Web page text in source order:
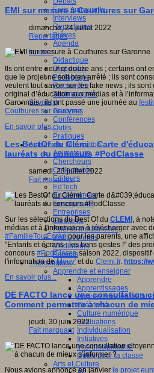
Faits marquants
Interviews
Reportages
Brèves
Agenda
Innover
Didactique
Dispositifs
Pédagogie
Recherche
Technologies
Savoir(s)
Analyses
Conférences
Outils
Pratiques
Acteurs de l'éducation
Animateurs
Chercheurs
Collectivités
Editeurs
EdTech
Encadrement
Enseignants
Entreprises
Etudiants
Filières industrielles
Institutionnels
Médiateurs
Parents
Thématiques
Apprendre et enseigner
Apprendre
Apprentissages
Apprentissages
Créativité
Culture numérique
Evaluations
Individualisation
Initiatives
Interdisciplinarité
Outils pour la classe
Arts et Culture
EMI sur mesure à Couthures sur
dimanche, 24 juillet 2022
Reportages
Ils ont entre neuf et douze ans ; certains ont
que le projet ne soit bien arrêté ; ils sont
veulent tout savoir sur les fake news ; ils
original d’éducation aux médias et à
Garonnais ; ils ont passé une journée au
Couthures sur Garonne.
En savoir plus...
Les BestOf du Clémi : Carte
lauréats du concours #PodClasse
samedi, 23 juillet 2022
Fait marquant
Sur les sélections du Best Of du CLEMI , à
médias et à l'information à télécharger avec
#FamilleToutÉcranpour les parents, une
"Enfants et écrans : les bons gestes !" des
concours #PodClassesaison 2022, dispositif
l'information deMouv' et du Clemi.fr. https://
En savoir plus...
DE FACTO lance une consultation
Comment permettre à chacun de
jeudi, 30 juin 2022
Fait marquant
Nous avions annoncé en janvier le projet